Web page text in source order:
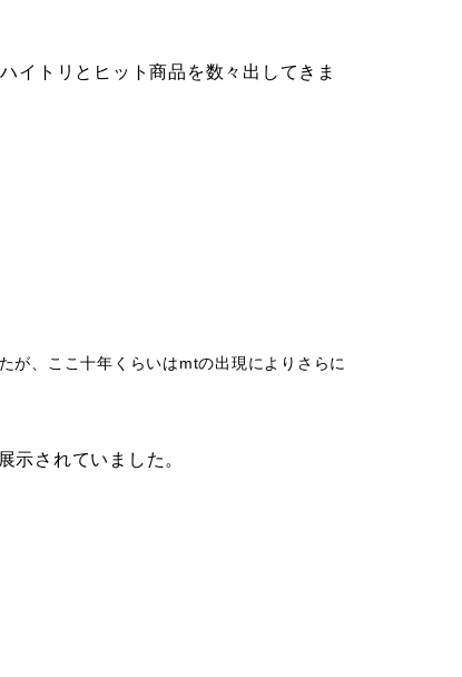
イトリとヒット商品を数々出してきま
が、ここ十年くらいはmtの出現によりさらに
示されていました。